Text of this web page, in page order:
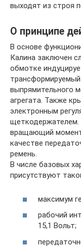
выходят из строя
О принципе
В основе
Калина заключен
обмотке
выпрямительного
агрегата. Также
электронным
щеткодержателем.
вращающий момент
качестве
ремень.
В числе базовых
присутствуют
максимум
рабочий
15,1 Вольт;